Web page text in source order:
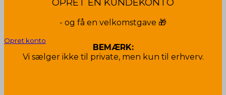
- og få en velkomstgave 🎁
Opret konto
BEMÆRK:
Vi sælger ikke til private, men kun til erhverv.